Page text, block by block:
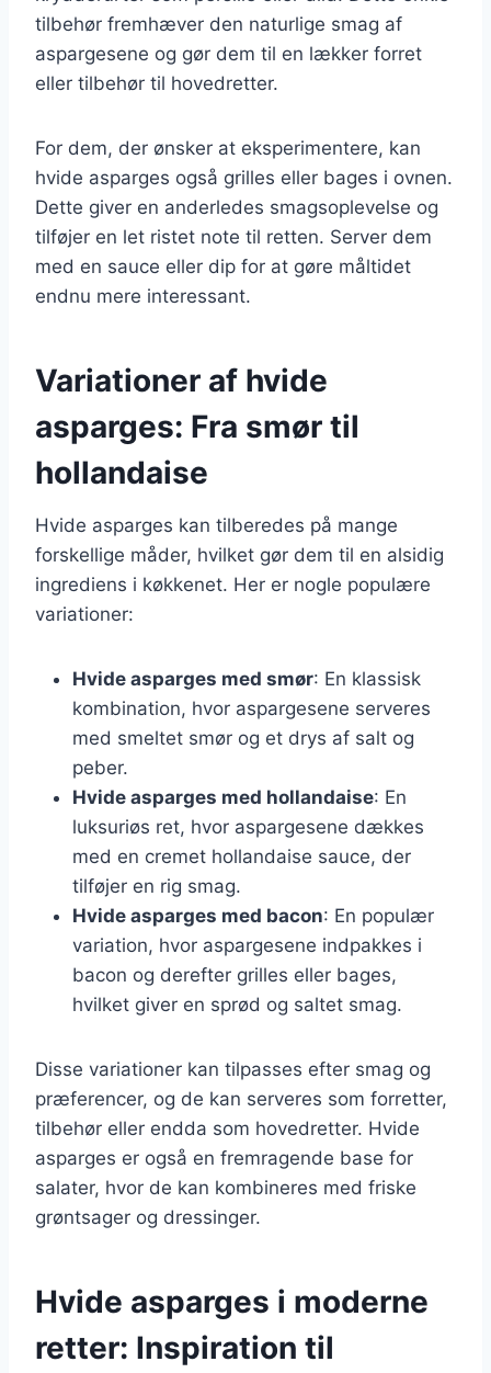
tilbehør fremhæver den naturlige smag af
aspargesene og gør dem til en lækker forret
eller tilbehør til hovedretter.
For dem, der ønsker at eksperimentere, kan
hvide asparges også grilles eller bages i ovnen.
Dette giver en anderledes smagsoplevelse og
tilføjer en let ristet note til retten. Server dem
med en sauce eller dip for at gøre måltidet
endnu mere interessant.
Variationer af hvide
asparges: Fra smør til
hollandaise
Hvide asparges kan tilberedes på mange
forskellige måder, hvilket gør dem til en alsidig
ingrediens i køkkenet. Her er nogle populære
variationer:
Hvide asparges med smør: En klassisk
kombination, hvor aspargesene serveres
med smeltet smør og et drys af salt og
peber.
Hvide asparges med hollandaise: En
luksuriøs ret, hvor aspargesene dækkes
med en cremet hollandaise sauce, der
tilføjer en rig smag.
Hvide asparges med bacon: En populær
variation, hvor aspargesene indpakkes i
bacon og derefter grilles eller bages,
hvilket giver en sprød og saltet smag.
Disse variationer kan tilpasses efter smag og
præferencer, og de kan serveres som forretter,
tilbehør eller endda som hovedretter. Hvide
asparges er også en fremragende base for
salater, hvor de kan kombineres med friske
grøntsager og dressinger.
Hvide asparges i moderne
retter: Inspiration til